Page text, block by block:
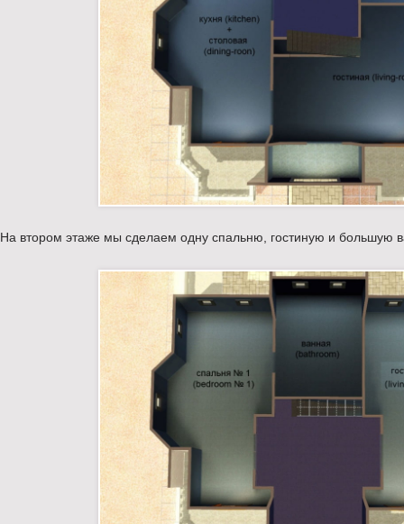
На втором этаже мы сделаем одну спальню, гостиную и большую